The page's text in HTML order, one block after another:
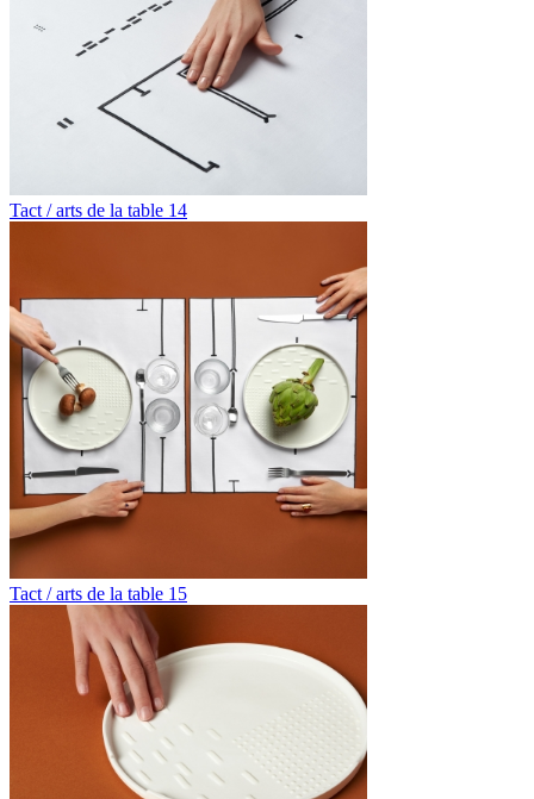
Tact / arts de la table 14
Tact / arts de la table 15